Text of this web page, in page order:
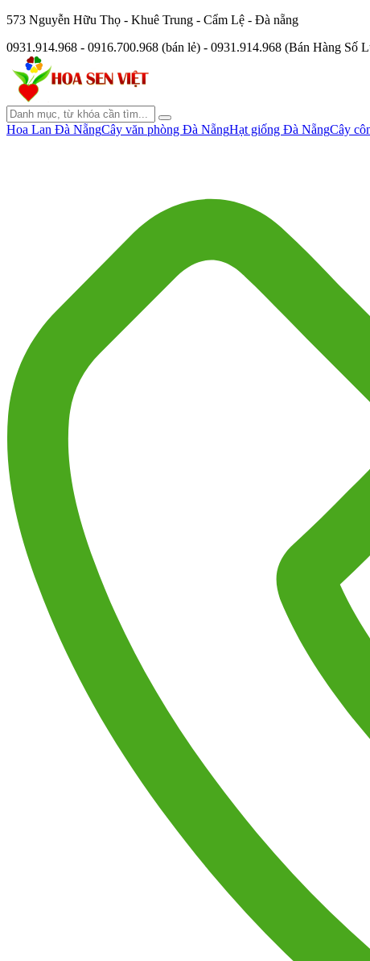
573 Nguyễn Hữu Thọ - Khuê Trung - Cẩm Lệ - Đà nẵng
0931.914.968 - 0916.700.968 (bán lẻ) - 0931.914.968 (Bán Hàng Số
Hoa Lan Đà NẵngCây văn phòng Đà NẵngHạt giống Đà NẵngCây